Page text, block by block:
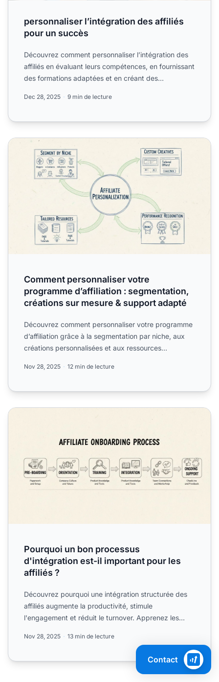
personnaliser l’intégration des affiliés
pour un succès
Découvrez comment personnaliser l’intégration des
affiliés en évaluant leurs compétences, en fournissant
des formations adaptées et en créant des
Dec 28, 2025 9 min de lecture
Comment personnaliser votre programme d’affiliation :
Comment personnaliser votre
programme d’affiliation : segmentation,
créations sur mesure & support adapté
Découvrez comment personnaliser votre programme
d’affiliation grâce à la segmentation par niche, aux
créations personnalisées et aux ressources
Nov 28, 2025 12 min de lecture
Pourquoi un bon processus d'intégration est-il important
Pourquoi un bon processus
d'intégration est-il important pour les
affiliés ?
Découvrez pourquoi une intégration structurée des
affiliés augmente la productivité, stimule
l'engagement et réduit le turnover. Apprenez les
Nov 28, 2025 13 min de lecture
Contact